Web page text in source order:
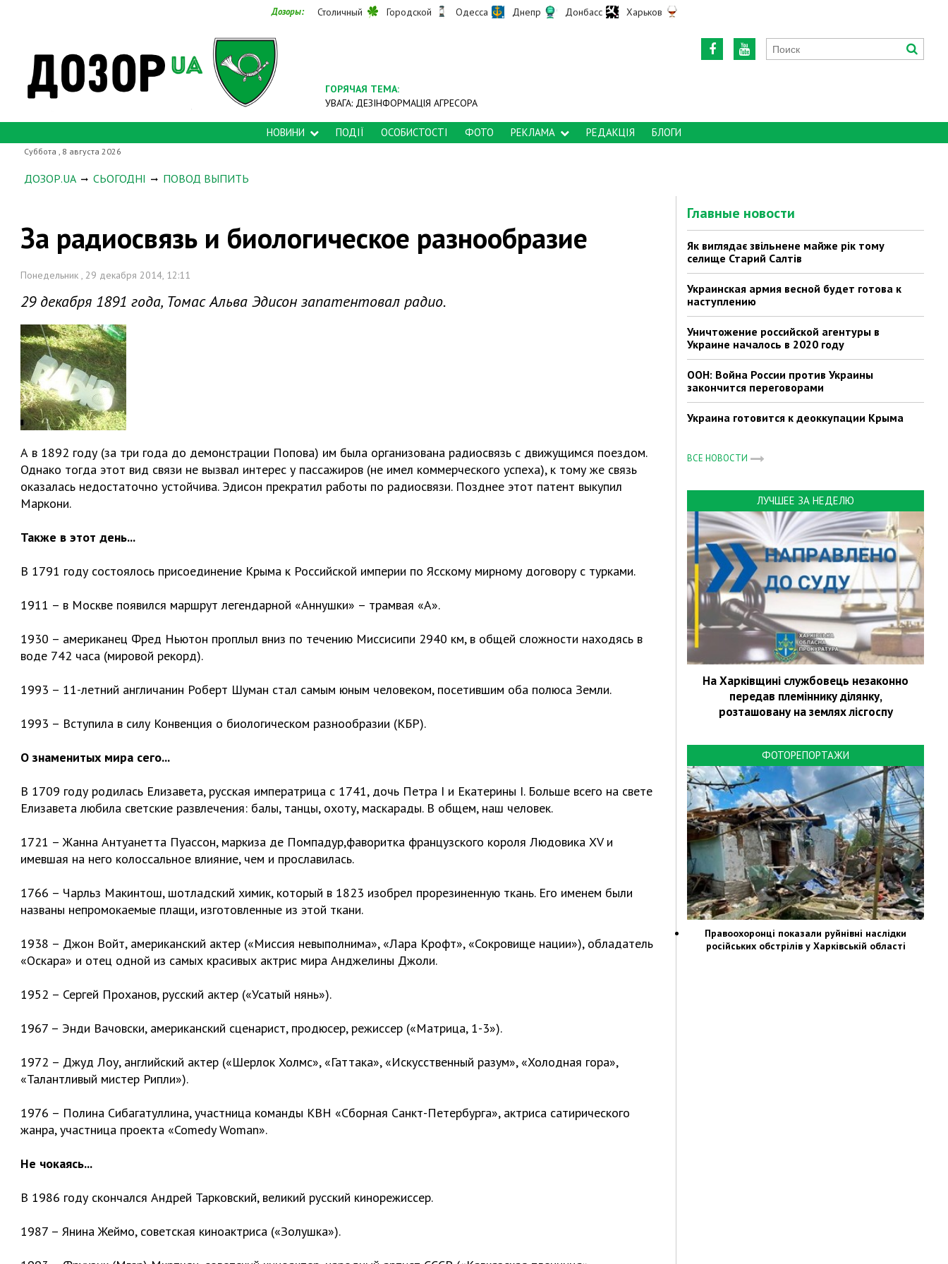
Дозоры: Столичный Городской Одесса Днепр Донбасс Харьков
ГОРЯЧАЯ ТЕМА:
УВАГА: ДЕЗІНФОРМАЦІЯ АГРЕСОРА
НОВИНИ ПОДІЇ ОСОБИСТОСТІ ФОТО РЕКЛАМА РЕДАКЦІЯ БЛОГИ
Суббота , 8 августа 2026
ДОЗОР.UA СЬОГОДНІ ПОВОД ВЫПИТЬ
За радиосвязь и биологическое разнообразие
Понедельник , 29 декабря 2014, 12:11
29 декабря 1891 года, Томас Альва Эдисон запатентовал радио.
А в 1892 году (за три года до демонстрации Попова) им была организована радиосвязь с движущимся поездом.
Однако тогда этот вид связи не вызвал интерес у пассажиров (не имел коммерческого успеха), к тому же связь
оказалась недостаточно устойчива. Эдисон прекратил работы по радиосвязи. Позднее этот патент выкупил
Маркони.
Также в этот день...
В 1791 году состоялось присоединение Крыма к Российской империи по Ясскому мирному договору с турками.
1911 – в Москве появился маршрут легендарной «Аннушки» – трамвая «А».
1930 – американец Фред Ньютон проплыл вниз по течению Миссисипи 2940 км, в общей сложности находясь в
воде 742 часа (мировой рекорд).
1993 – 11-летний англичанин Роберт Шуман стал самым юным человеком, посетившим оба полюса Земли.
1993 – Вступила в силу Конвенция о биологическом разнообразии (КБР).
О знаменитых мира сего...
В 1709 году родилась Елизавета, русская императрица с 1741, дочь Петра I и Екатерины I. Больше всего на свете
Елизавета любила светские развлечения: балы, танцы, охоту, маскарады. В общем, наш человек.
1721 – Жанна Антуанетта Пуассон, маркиза де Помпадур,фаворитка французского короля Людовика XV и
имевшая на него колоссальное влияние, чем и прославилась.
1766 – Чарльз Макинтош, шотладский химик, который в 1823 изобрел прорезиненную ткань. Его именем были
названы непромокаемые плащи, изготовленные из этой ткани.
1938 – Джон Войт, американский актер («Миссия невыполнима», «Лара Крофт», «Сокровище нации»), обладатель
«Оскара» и отец одной из самых красивых актрис мира Анджелины Джоли.
1952 – Сергей Проханов, русский актер («Усатый нянь»).
1967 – Энди Вачовски, американский сценарист, продюсер, режиссер («Матрица, 1-3»).
1972 – Джуд Лоу, английский актер («Шерлок Холмс», «Гаттака», «Искусственный разум», «Холодная гора»,
«Талантливый мистер Рипли»).
1976 – Полина Сибагатуллина, участница команды КВН «Сборная Санкт-Петербурга», актриса сатирического
жанра, участница проекта «Comedy Woman».
Не чокаясь...
В 1986 году скончался Андрей Тарковский, великий русский кинорежиссер.
1987 – Янина Жеймо, советская киноактриса («Золушка»).
Главные новости
Як виглядає звільнене майже рік тому
селище Старий Салтів
Украинская армия весной будет готова к
наступлению
Уничтожение российской агентуры в
Украине началось в 2020 году
ООН: Война России против Украины
закончится переговорами
Украина готовится к деоккупации Крыма
ВСЕ НОВОСТИ
ЛУЧШЕЕ ЗА НЕДЕЛЮ
На Харківщині службовець незаконно
передав племіннику ділянку,
розташовану на землях лісгоспу
ФОТОРЕПОРТАЖИ
Правоохоронці показали руйнівні наслідки
російських обстрілів у Харківській області